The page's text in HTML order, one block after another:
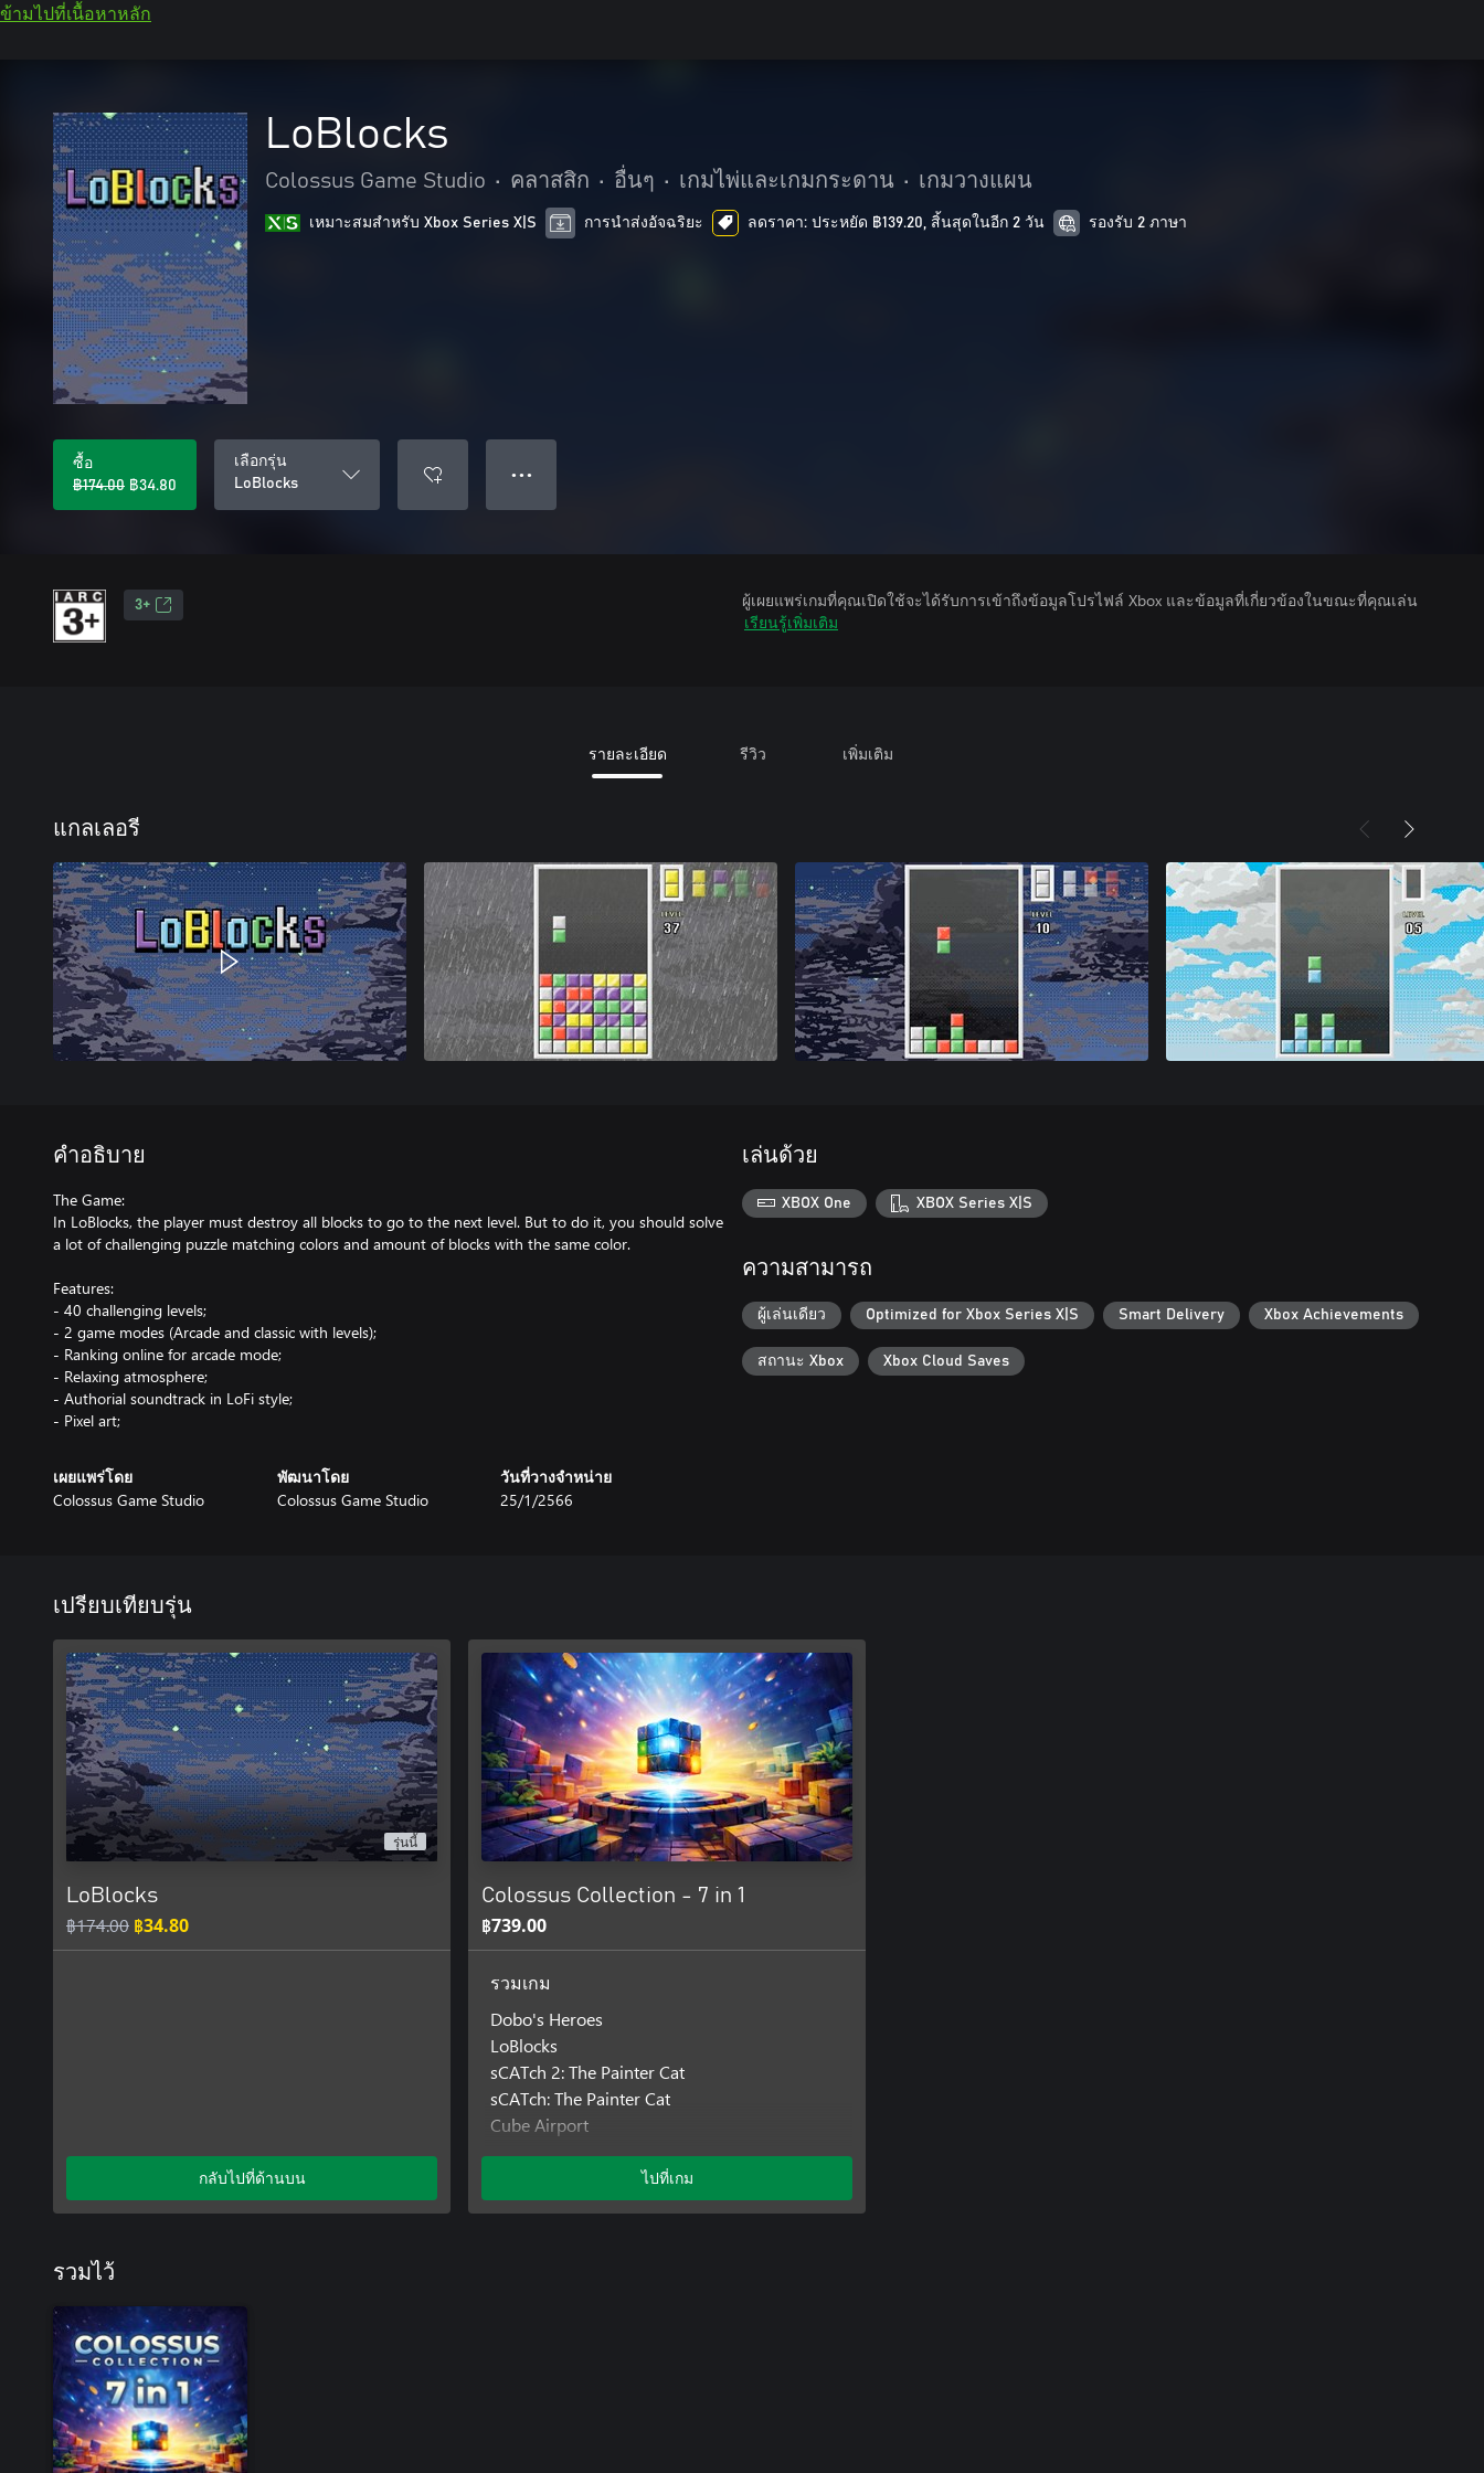
ข้ามไปที่เนื้อหาหลัก
LoBlocks
Colossus Game Studio • คลาสสิก • อื่นๆ • เกมไพ่และเกมกระดาน • เกมวางแผน
เหมาะสมสําหรับ Xbox Series X|S การนำส่งอัจฉริยะ ลดราคา: ประหยัด ฿139.20, สิ้นสุดในอีก 2 วัน รองรับ 2 ภาษา
ซื้อ
฿174.00 ฿34.80
เลือกรุ่น
LoBlocks
● ● ●
3+
ผู้เผยแพร่เกมที่คุณเปิดใช้จะได้รับการเข้าถึงข้อมูลโปรไฟล์ Xbox และข้อมูลที่เกี่ยวข้องในขณะที่คุณเล่น
เรียนรู้เพิ่มเติม
รายละเอียด รีวิว เพิ่มเติม
แกลเลอรี
คำอธิบาย
The Game:
In LoBlocks, the player must destroy all blocks to go to the next level. But to do it, you should solve
a lot of challenging puzzle matching colors and amount of blocks with the same color.
Features:
- 40 challenging levels;
- 2 game modes (Arcade and classic with levels);
- Ranking online for arcade mode;
- Relaxing atmosphere;
- Authorial soundtrack in LoFi style;
- Pixel art;
เผยแพร่โดย
Colossus Game Studio
พัฒนาโดย
Colossus Game Studio
วันที่วางจำหน่าย
25/1/2566
เล่นด้วย
XBOX One XBOX Series X|S
ความสามารถ
ผู้เล่นเดียว Optimized for Xbox Series X|S Smart Delivery Xbox Achievements
สถานะ Xbox Xbox Cloud Saves
เปรียบเทียบรุ่น
รุ่นนี้
LoBlocks
฿174.00 ฿34.80
กลับไปที่ด้านบน
Colossus Collection - 7 in 1
฿739.00
รวมเกม
Dobo's Heroes
LoBlocks
sCATch 2: The Painter Cat
sCATch: The Painter Cat
Cube Airport
Cube Farmer
ไปที่เกม
รวมไว้